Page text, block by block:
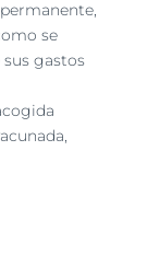
se
gastos